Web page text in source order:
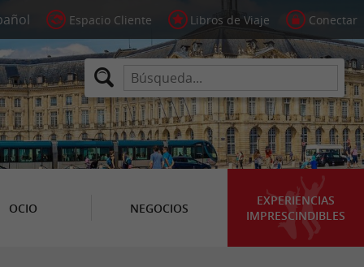
Espacio Cliente Libros de Viaje Conectar
OCIO NEGOCIOS
EXPERIENCIAS
IMPRESCINDIBLES